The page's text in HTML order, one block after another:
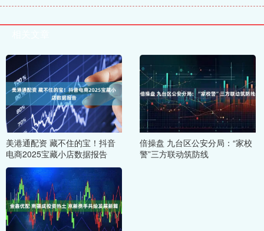
美港通配资 藏不住的宝！抖音
电商2025宝藏小店数据报告
倍操盘 九台区公安分局：“家校
警”三方联动筑防线